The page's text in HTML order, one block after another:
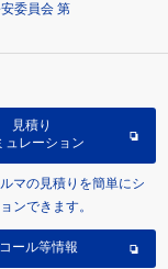
委員会 第
見積り
ュレーション
マの見積りを簡単にシ
ンできます。
ール等情報